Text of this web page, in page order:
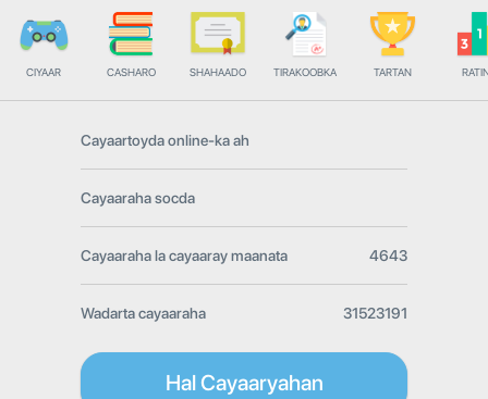
CIYAAR CASHARO SHAHAADO TIRAKOOBKA TARTAN
Cayaartoyda online-ka ah
Cayaaraha socda
Cayaaraha la cayaaray maanata 4643
Wadarta cayaaraha 31523191
Hal Cayaaryahan